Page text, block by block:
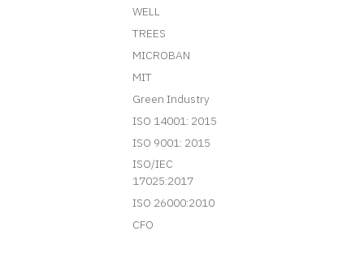
WELL
TREES
MICROBAN
MIT
Green Industry
ISO 14001: 2015
ISO 9001: 2015
ISO/IEC
17025:2017
ISO 26000:2010
CFO